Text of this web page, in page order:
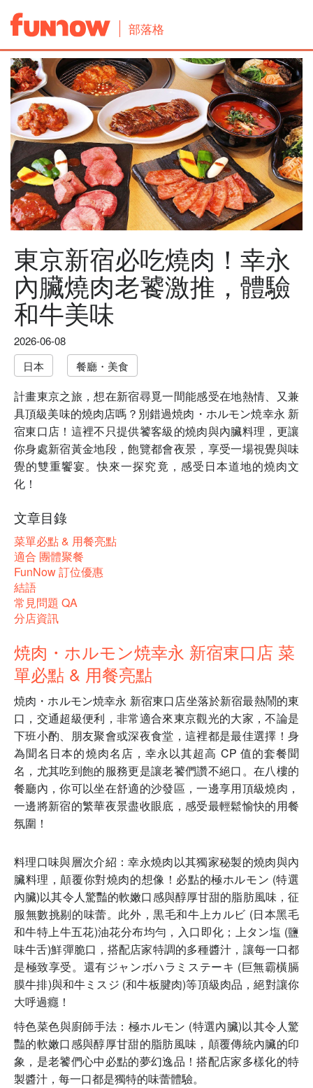
部落格
東京新宿必吃燒肉！幸永
內臟燒肉老饕激推，體驗
和牛美味
2026-06-08
日本
餐廳・美食
計畫東京之旅，想在新宿尋覓一間能感受在地熱情、又兼
具頂級美味的燒肉店嗎？別錯過焼肉・ホルモン焼幸永 新
宿東口店！這裡不只提供饕客級的燒肉與內臟料理，更讓
你身處新宿黃金地段，飽覽都會夜景，享受一場視覺與味
覺的雙重饗宴。快來一探究竟，感受日本道地的燒肉文
化！
文章目錄
菜單必點 & 用餐亮點
適合 團體聚餐
FunNow 訂位優惠
結語
常見問題 QA
分店資訊
焼肉・ホルモン焼幸永 新宿東口店 菜
單必點 & 用餐亮點
焼肉・ホルモン焼幸永 新宿東口店坐落於新宿最熱鬧的東
口，交通超級便利，非常適合來東京觀光的大家，不論是
下班小酌、朋友聚會或深夜食堂，這裡都是最佳選擇！身
為聞名日本的燒肉名店，幸永以其超高 CP 值的套餐聞
名，尤其吃到飽的服務更是讓老饕們讚不絕口。在八樓的
餐廳內，你可以坐在舒適的沙發區，一邊享用頂級燒肉，
一邊將新宿的繁華夜景盡收眼底，感受最輕鬆愉快的用餐
氛圍！
料理口味與層次介紹：幸永燒肉以其獨家秘製的燒肉與內
臟料理，顛覆你對燒肉的想像！必點的極ホルモン (特選
內臟)以其令人驚豔的軟嫩口感與醇厚甘甜的脂肪風味，征
服無數挑剔的味蕾。此外，黒毛和牛上カルビ (日本黑毛
和牛特上牛五花)油花分布均勻，入口即化；上タン塩 (鹽
味牛舌)鮮彈脆口，搭配店家特調的多種醬汁，讓每一口都
是極致享受。還有ジャンボハラミステーキ (巨無霸橫膈
膜牛排)與和牛ミスジ (和牛板腱肉)等頂級肉品，絕對讓你
大呼過癮！
特色菜色與廚師手法：極ホルモン (特選內臟)以其令人驚
豔的軟嫩口感與醇厚甘甜的脂肪風味，顛覆傳統內臟的印
象，是老饕們心中必點的夢幻逸品！搭配店家多樣化的特
製醬汁，每一口都是獨特的味蕾體驗。